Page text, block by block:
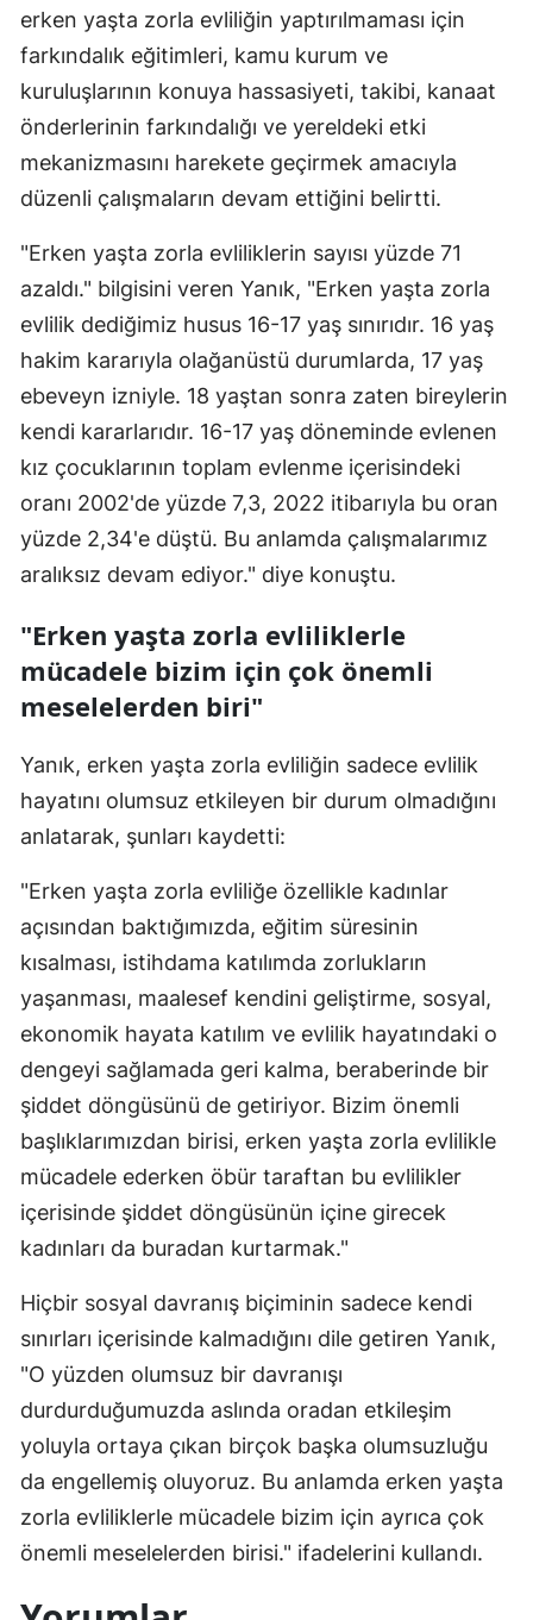
Siirt
Sinop
Sivas
Tokat
Trabzon
Şanlıurfa
Uşak
Van
Yozgat
Zonguldak
Aksaray
Karaman
Şırnak
Bartın
Ardahan
Iğdır
Yalova
Karabük
Kilis
Düzce
erken yaşta zorla evliliğin yaptırılmaması için
farkındalık eğitimleri, kamu kurum ve
kuruluşlarının konuya hassasiyeti, takibi, kanaat
önderlerinin farkındalığı ve yereldeki etki
mekanizmasını harekete geçirmek amacıyla
düzenli çalışmaların devam ettiğini belirtti.
"Erken yaşta zorla evliliklerin sayısı yüzde 71
azaldı." bilgisini veren Yanık, "Erken yaşta zorla
evlilik dediğimiz husus 16-17 yaş sınırıdır. 16 yaş
hakim kararıyla olağanüstü durumlarda, 17 yaş
ebeveyn izniyle. 18 yaştan sonra zaten bireylerin
kendi kararlarıdır. 16-17 yaş döneminde evlenen
kız çocuklarının toplam evlenme içerisindeki
oranı 2002'de yüzde 7,3, 2022 itibarıyla bu oran
yüzde 2,34'e düştü. Bu anlamda çalışmalarımız
aralıksız devam ediyor." diye konuştu.
"Erken yaşta zorla evliliklerle
mücadele bizim için çok önemli
meselelerden biri"
Yanık, erken yaşta zorla evliliğin sadece evlilik
hayatını olumsuz etkileyen bir durum olmadığını
anlatarak, şunları kaydetti:
"Erken yaşta zorla evliliğe özellikle kadınlar
açısından baktığımızda, eğitim süresinin
kısalması, istihdama katılımda zorlukların
yaşanması, maalesef kendini geliştirme, sosyal,
ekonomik hayata katılım ve evlilik hayatındaki o
dengeyi sağlamada geri kalma, beraberinde bir
şiddet döngüsünü de getiriyor. Bizim önemli
başlıklarımızdan birisi, erken yaşta zorla evlilikle
mücadele ederken öbür taraftan bu evlilikler
içerisinde şiddet döngüsünün içine girecek
kadınları da buradan kurtarmak."
Hiçbir sosyal davranış biçiminin sadece kendi
sınırları içerisinde kalmadığını dile getiren Yanık,
"O yüzden olumsuz bir davranışı
durdurduğumuzda aslında oradan etkileşim
yoluyla ortaya çıkan birçok başka olumsuzluğu
da engellemiş oluyoruz. Bu anlamda erken yaşta
zorla evliliklerle mücadele bizim için ayrıca çok
önemli meselelerden birisi." ifadelerini kullandı.